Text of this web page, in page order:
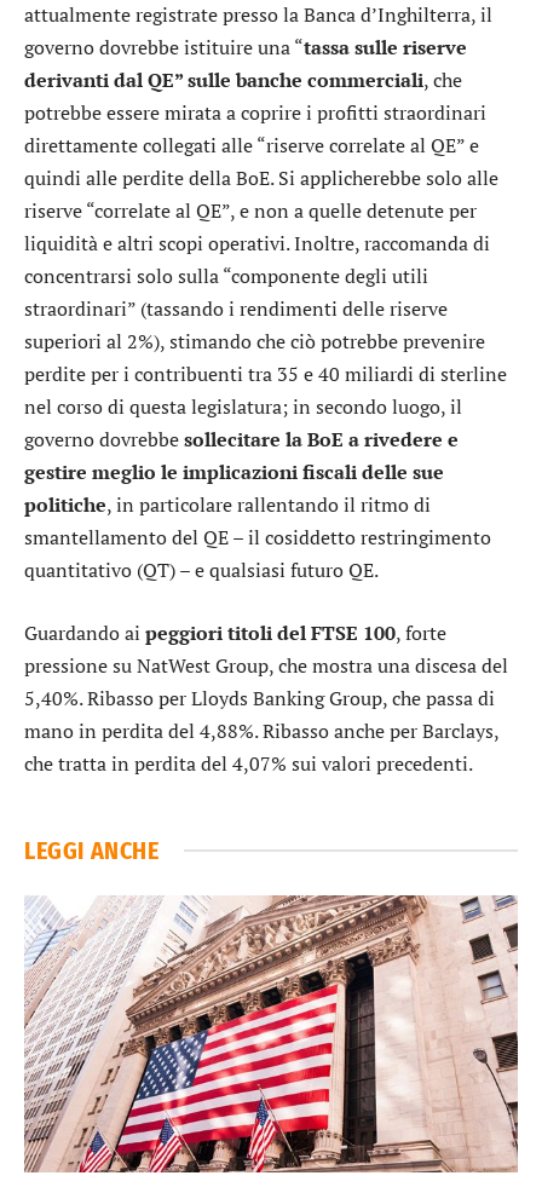
attualmente registrate presso la Banca d’Inghilterra, il
governo dovrebbe istituire una “tassa sulle riserve
derivanti dal QE” sulle banche commerciali, che
potrebbe essere mirata a coprire i profitti straordinari
direttamente collegati alle “riserve correlate al QE” e
quindi alle perdite della BoE. Si applicherebbe solo alle
riserve “correlate al QE”, e non a quelle detenute per
liquidità e altri scopi operativi. Inoltre, raccomanda di
concentrarsi solo sulla “componente degli utili
straordinari” (tassando i rendimenti delle riserve
superiori al 2%), stimando che ciò potrebbe prevenire
perdite per i contribuenti tra 35 e 40 miliardi di sterline
nel corso di questa legislatura; in secondo luogo, il
governo dovrebbesollecitare la BoE a rivedere e
gestire meglio le implicazioni fiscali delle sue
politiche, in particolare rallentando il ritmo di
smantellamento del QE – il cosiddetto restringimento
quantitativo (QT) – e qualsiasi futuro QE.
Guardando ai peggiori titoli del FTSE 100, forte
pressione suNatWest Group, che mostra una discesa del
5,40%. Ribasso perLloyds Banking Group, che passa di
mano in perdita del 4,88%. Ribasso anche perBarclays,
che tratta in perdita del 4,07% sui valori precedenti.
LEGGI ANCHE